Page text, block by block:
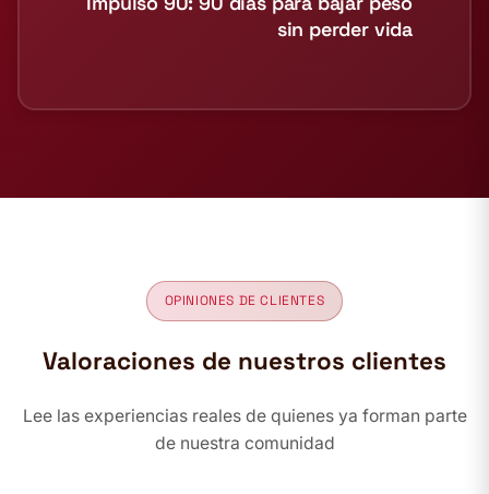
sin perder vida
OPINIONES DE CLIENTES
Valoraciones de nuestros clientes
Lee las experiencias reales de quienes ya forman parte
de nuestra comunidad